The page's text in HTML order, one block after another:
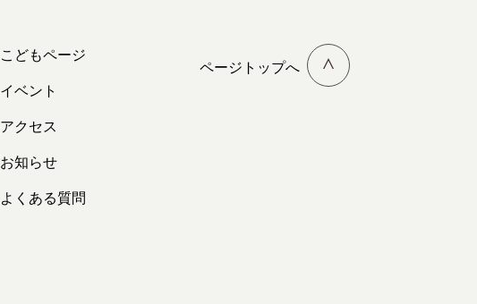
こどもページ
イベント
アクセス
お知らせ
よくある質問
ページトップへ